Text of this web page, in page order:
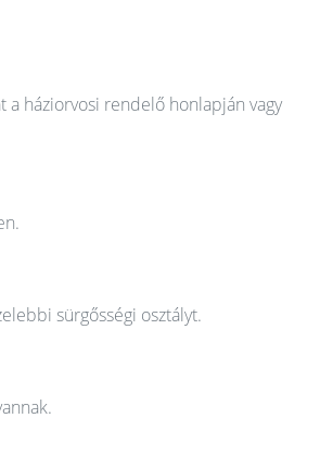
háziorvosi rendelő honlapján vagy
sürgősségi osztályt.